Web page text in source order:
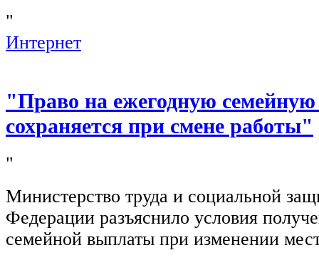
"
Интернет
"Право на ежегодную
сохраняется при смене работы"
"
Министерство труда и социальной
Федерации разъяснило условия
семейной выплаты при изменении